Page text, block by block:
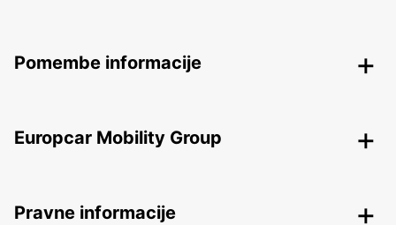
Pomembe informacije
Europcar Mobility Group
Pravne informacije